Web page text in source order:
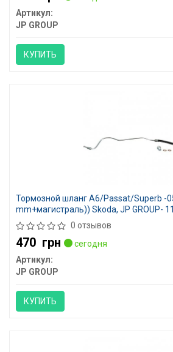
Артикул:
JP GROUP
КУПИТЬ
Тормозной шланг A6/Passat/Superb -
mm+магистраль)) Skoda, JP GROUP-
0 отзывов
470 грн
сегодня
Артикул:
JP GROUP
КУПИТЬ